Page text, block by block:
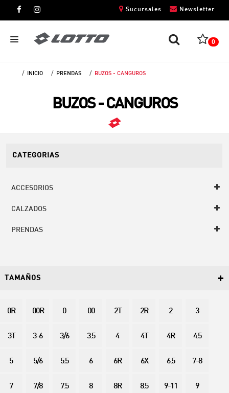
Newsletter
Sucursales
0
INICIO PRENDAS BUZOS - CANGUROS
BUZOS - CANGUROS
CATEGORIAS
ACCESORIOS
CALZADOS
PRENDAS
TAMAÑOS
0R 00R 0 00 2T 2R 2 3
3T 3-6 3/6 3.5 4 4T 4R 4.5
5 5/6 5.5 6 6R 6X 6.5 7-8
7 7/8 7.5 8 8R 8.5 9-11 9